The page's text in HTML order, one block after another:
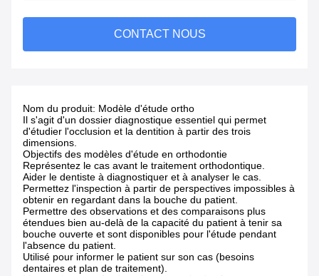
CONTACT NOUS
Nom du produit: Modèle d'étude ortho
Il s'agit d'un dossier diagnostique essentiel qui permet
d'étudier l'occlusion et la dentition à partir des trois
dimensions.
Objectifs des modèles d'étude en orthodontie
Représentez le cas avant le traitement orthodontique.
Aider le dentiste à diagnostiquer et à analyser le cas.
Permettez l'inspection à partir de perspectives impossibles à
obtenir en regardant dans la bouche du patient.
Permettre des observations et des comparaisons plus
étendues bien au-delà de la capacité du patient à tenir sa
bouche ouverte et sont disponibles pour l'étude pendant
l'absence du patient.
Utilisé pour informer le patient sur son cas (besoins
dentaires et plan de traitement).